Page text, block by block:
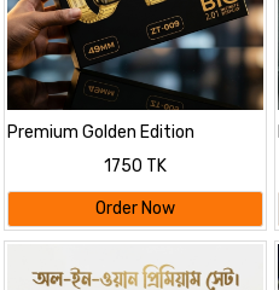
Premium Golden Edition
Smartwatch Sale - Series 10
1750 TK
Order Now